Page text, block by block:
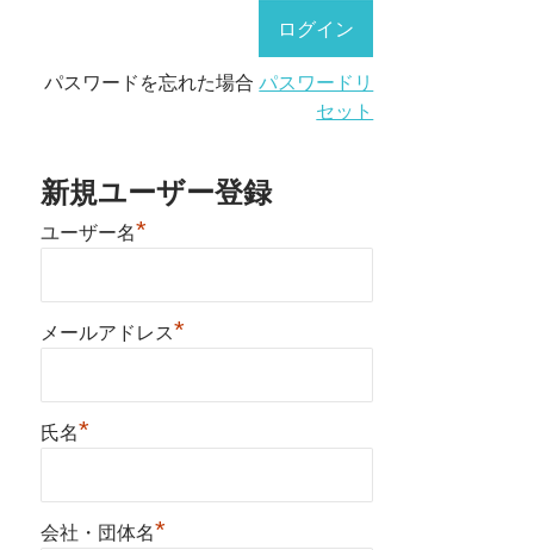
パスワードを忘れた場合パスワードリ
セット
新規ユーザー登録
ユーザー名*
メールアドレス*
氏名*
会社・団体名*